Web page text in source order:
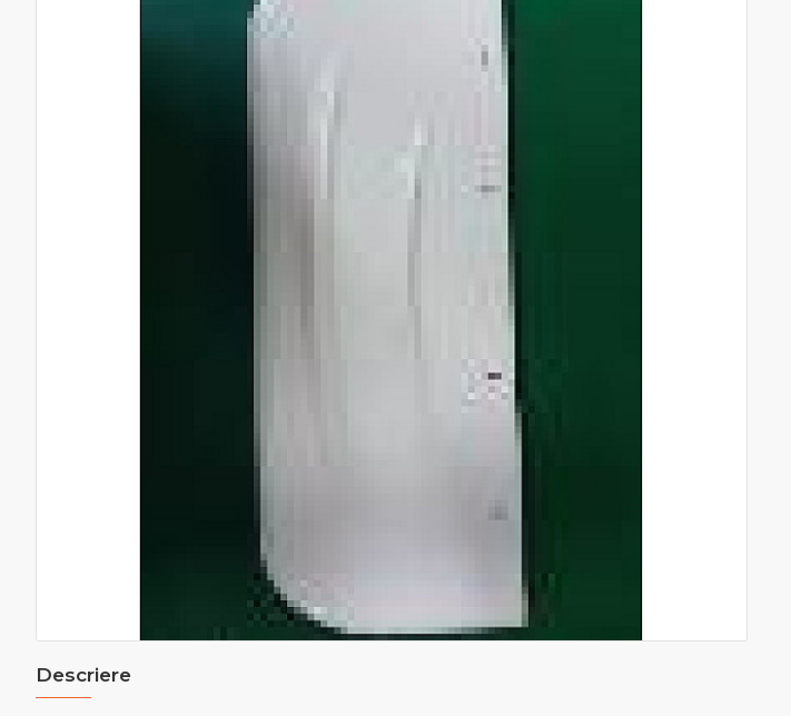
Descriere